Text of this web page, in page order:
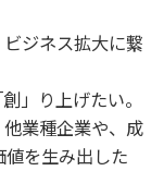
ジネス拡大に繋
」り上げたい。
業種企業や、成
を生み出した